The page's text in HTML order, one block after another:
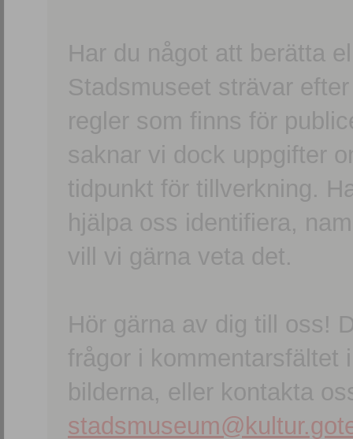
Har du något att berätta
Stadsmuseet strävar
regler som finns för
saknar vi dock uppgifter
tidpunkt för tillverkning.
hjälpa oss identifiera,
vill vi gärna veta det.
Hör gärna av dig till oss!
frågor i kommentarsfältet
bilderna, eller kontakta